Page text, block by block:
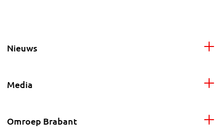
Nieuws
Media
Omroep Brabant